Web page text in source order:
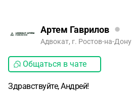
Артем Гаврилов
Адвокат, г. Ростов-на-Дону
Общаться в чате
Здравствуйте, Андрей!